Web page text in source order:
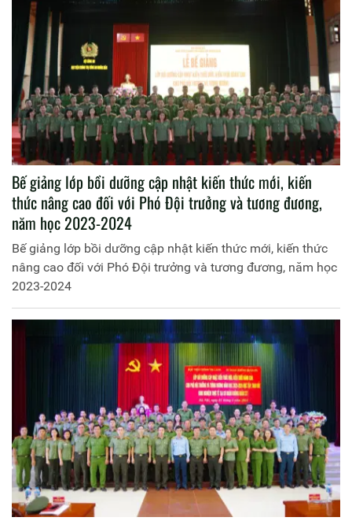
thể học viên lớp học.
Bế giảng lớp bồi dưỡng cập nhật kiến thức mới, kiến
thức nâng cao đối với Phó Đội trưởng và tương đương,
năm học 2023-2024
Bế giảng lớp bồi dưỡng cập nhật kiến thức mới, kiến thức
nâng cao đối với Phó Đội trưởng và tương đương, năm học
2023-2024